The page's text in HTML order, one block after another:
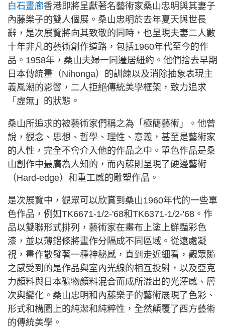
白石畫廊香港即將呈獻著名藝術家桑山忠明與其妻子
內藤樂子的雙人個展。桑山忠明於去年夏天與世長
辭，是次展覽將向其致敬的同時，也呈現夫妻二人數
十年非凡的藝術創作道路，包括1960年代至今的作
品。1958年，桑山夫婦一同遷居紐約。他們捨去早期
日本傳統畫（Nihonga）的訓練以及消除抽象表現主
義風潮的影響，二人拒絕傳統美學框架，致力追求
「虛無」的狀態。
桑山所追求的被藝術家們稱之為「極簡藝術」。他曾
說，觀念、思想、哲學、理性、意義，甚至是藝術家
的人性，完全不會介入他的作品之中。單色作品是桑
山創作中最廣為人知的，而內藤則呈現了硬邊藝術
（Hard-edge）和重工感的雕塑作品。
是次展覽中，觀眾可以欣賞到桑山1960年代的一些單
色作品，例如TK6671-1/2-'68和TK6371-1/2-'68。作
品以雙聯形式排列，藝術家在畫布上塗上鮮豔彩色
漆，並以薄鋁條將畫作分隔成不同區域。從遠處凝
視，畫作散發著一種神秘感，直到走近細看，觀眾隨
之感受到的是作品與室內光線的相互投射，以及亞克
力顏料與日本礦物顏料混合而成所溢出的光澤感、層
次與變化。桑山忠明和內藤樂子的藝術展現了色彩、
形式和構圖上的純潔和純粹性，全然顛覆了西方藝術
的傳統美學。